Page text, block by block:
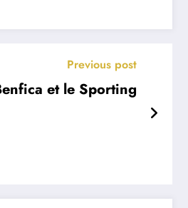
Previous post
et le Sporting